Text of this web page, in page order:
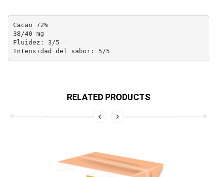
Cacao 72%
38/40 mg
Fluidez: 3/5
Intensidad del sabor: 5/5
RELATED PRODUCTS